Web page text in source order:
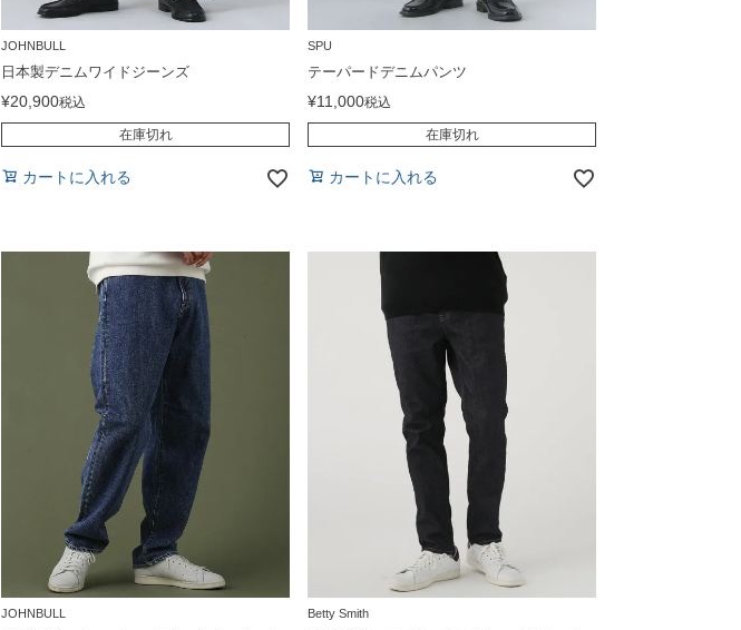
JOHNBULL
日本製デニムワイドジーンズ
¥20,900税込
在庫切れ
カートに入れる
SPU
テーパードデニムパンツ
¥11,000税込
在庫切れ
カートに入れる
JOHNBULL Betty Smith